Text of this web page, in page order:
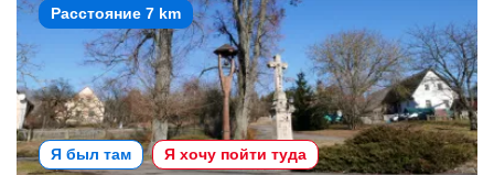
Расстояние 7 km
Я был там Я хочу пойти туда